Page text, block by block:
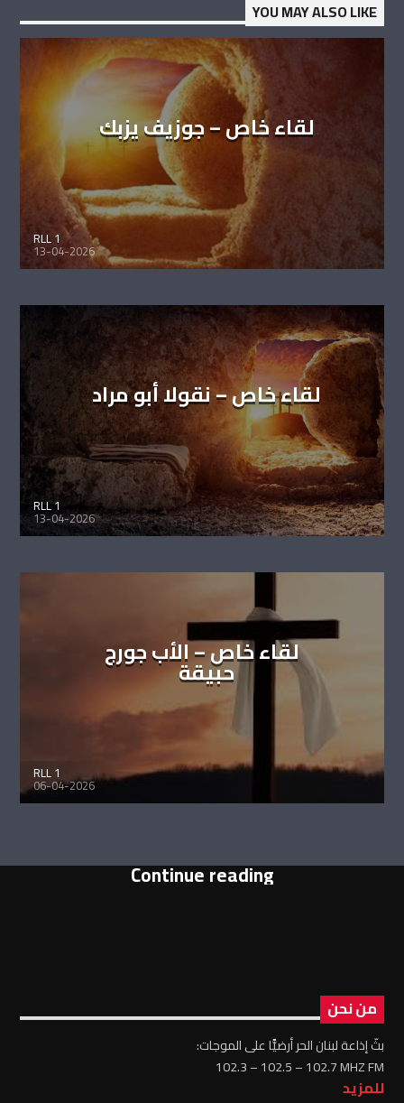
YOU MAY ALSO LIKE
لقاء خاص – جوزيف يزبك
RLL 1
13-04-2026
لقاء خاص – نقولا أبو مراد
RLL 1
13-04-2026
لقاء خاص – الأب جورج
حبيقة
RLL 1
06-04-2026
Continue reading
من نحن
بثّ إذاعة لبنان الحر أرضيًّا على الموجات:
102.3 – 102.5 – 102.7 MHZ FM
للمزيد